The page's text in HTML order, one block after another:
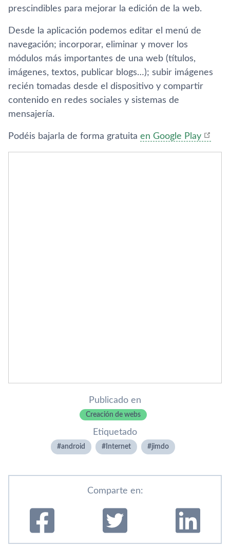
prescindibles para mejorar la edición de la web.
Desde la aplicación podemos editar el menú de
navegación; incorporar, eliminar y mover los
módulos más importantes de una web (tí­tulos,
imágenes, textos, publicar blogs…); subir imágenes
recién tomadas desde el dispositivo y compartir
contenido en redes sociales y sistemas de
mensajerí­a.
Podéis bajarla de forma gratuita en Google Play
Publicado en
Creación de webs
Etiquetado
android Internet jimdo
Comparte en: